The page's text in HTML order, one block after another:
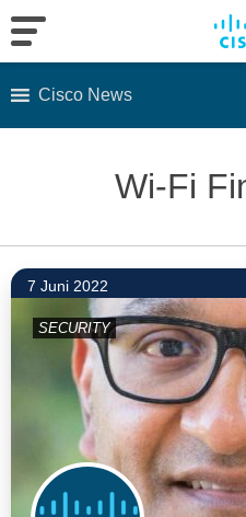
Cisco News
Wi-Fi
7 Juni 2022
SECURITY